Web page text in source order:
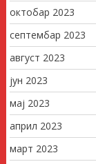
октобар 2023
септембар 2023
август 2023
јун 2023
мај 2023
април 2023
март 2023